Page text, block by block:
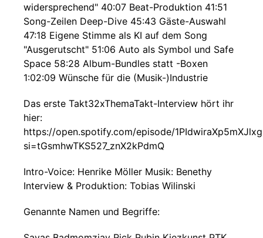
widersprechend" 40:07 Beat-Produktion 41:51
Song-Zeilen Deep-Dive 45:43 Gäste-Auswahl
47:18 Eigene Stimme als KI auf dem Song
"Ausgerutscht" 51:06 Auto als Symbol und Safe
Space 58:28 Album-Bundles statt -Boxen
1:02:09 Wünsche für die (Musik-)Industrie
Das erste Takt32xThemaTakt-Interview hört ihr
hier:
https://open.spotify.com/episode/
si=tGsmhwTKS527_znX2kPdmQ
Intro-Voice: Henrike Möller Musik: Benethy
Interview & Produktion: Tobias Wilinski
Genannte Namen und Begriffe: